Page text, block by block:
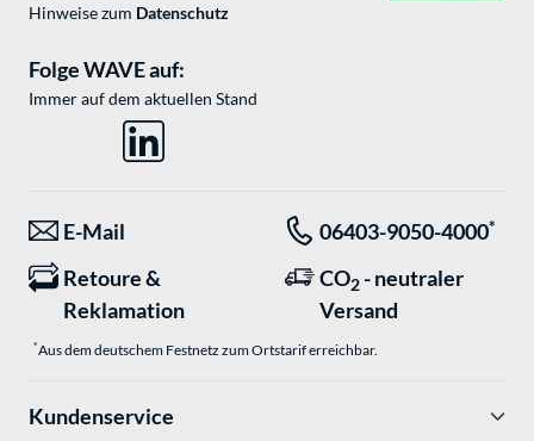
Hinweise zum Datenschutz
Folge WAVE auf:
Immer auf dem aktuellen Stand
E-Mail 06403-9050-4000*
Retoure &
Reklamation
CO2 - neutraler
Versand
*Aus dem deutschem Festnetz zum Ortstarif erreichbar.
Kundenservice